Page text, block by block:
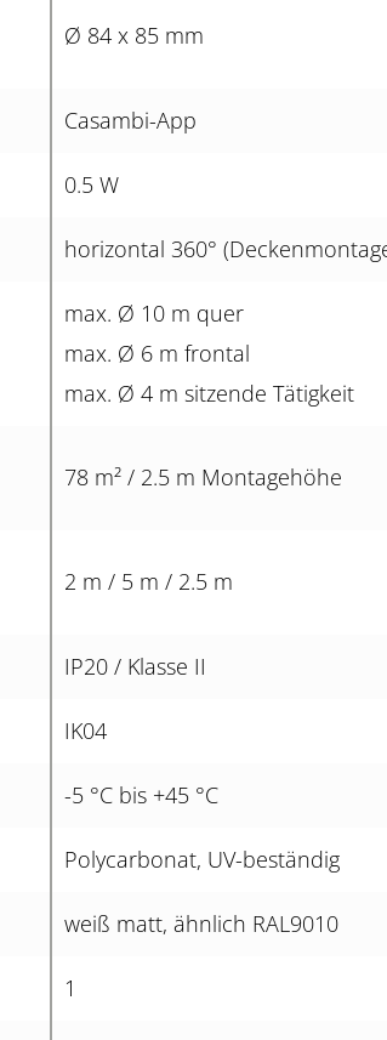
Ø 84 x 85 mm
Casambi-App
0.5 W
horizontal 360°
max. Ø 10 m quer
max. Ø 6 m frontal
max. Ø 4 m sitzende Tätigkeit
78 m² / 2.5 m Montagehöhe
2 m / 5 m / 2.5 m
IP20 / Klasse II
IK04
-5 °C bis +45 °C
Polycarbonat, UV-beständig
weiß matt, ähnlich RAL9010
1